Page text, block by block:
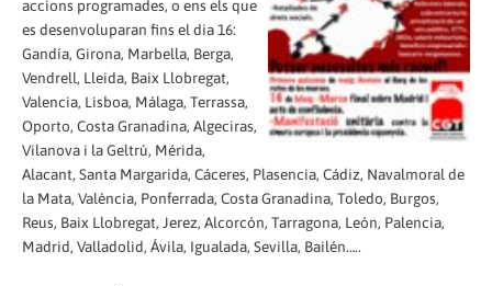
accions programades, o ens els que
es desenvoluparan fins el dia 16:
Gandía, Girona, Marbella, Berga,
Vendrell, Lleida, Baix Llobregat,
Valencia, Lisboa, Málaga, Terrassa,
Oporto, Costa Granadina, Algeciras,
Vilanova i la Geltrú, Mérida,
Alacant, Santa Margarida, Cáceres, Plasencia, Cádiz, Navalmoral de
la Mata, València, Ponferrada, Costa Granadina, Toledo, Burgos,
Reus, Baix Llobregat, Jerez, Alcorcón, Tarragona, León, Palencia,
Madrid, Valladolid, Ávila, Igualada, Sevilla, Bailén…..